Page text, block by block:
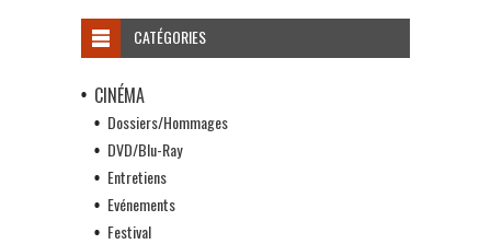
CATÉGORIES
CINÉMA
Dossiers/Hommages
DVD/Blu-Ray
Entretiens
Evénements
Festival